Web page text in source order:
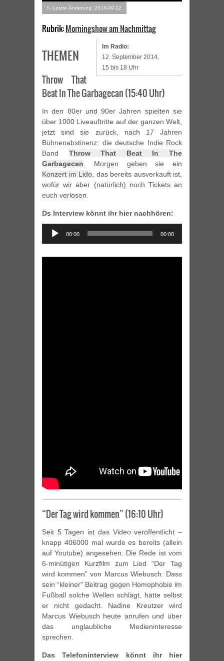
▷ Letzte Änderung: 2014-09-12
Rubrik:Morningshow am Nachmittag
Im Radio:
12. September 2014,
15 bis 18 Uhr
THEMEN
Throw That
Beat In The Garbagecan (15:40 Uhr)
In den 80er und 90er Jahren spielten sie
über 1000 Liveauftritte auf der ganzen Welt,
jetzt sind sie zurück, nach 17 Jahren
Bühnenabstinenz: die deutsche Indie Rock
Band Throw That Beat In The
Garbagecan. Morgen geben sie ein
Konzert im Lido, das bereits ausverkauft ist,
wofür wir aber (natürlich) noch Tickets an
euch verlosen.
Ds Interview könnt ihr hier nachhören:
Audio
Player
00:00 00:00
“Der Tag wird kommen” (16:10 Uhr)
Seit 5 Tagen ist das Video veröffentlicht –
knapp 406000 mal wurde es bereits (allein
auf Youtube) angesehen. Die Rede ist vom
6-minütigen Kurzfilm zum Lied “Der Tag
wird kommen” von Marcus Wiebusch. Dass
sein “kleiner” Beitrag gegen Homophobie im
Fußball solche Wellen schlägt, hätte selbst
er nicht gedacht. Nadine Kreutzer wird
Marcus Wiebusch heute anrufen und über
das unglaubliche Medieninteresse
sprechen.
Das Telefoninterview könnt ihr hier